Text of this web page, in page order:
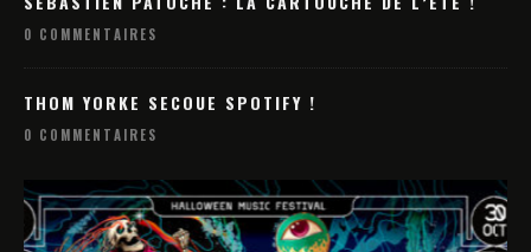
0 COMMENTAIRES
THOM YORKE SECOUE SPOTIFY !
0 COMMENTAIRES